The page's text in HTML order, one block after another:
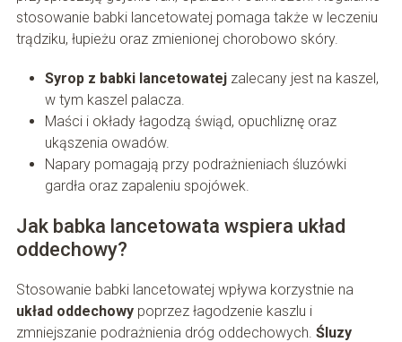
stosowanie babki lancetowatej pomaga także w leczeniu
trądziku, łupieżu oraz zmienionej chorobowo skóry.
Syrop z babki lancetowatejzalecany jest na kaszel,
w tym kaszel palacza.
Maści i okłady łagodzą świąd, opuchliznę oraz
ukąszenia owadów.
Napary pomagają przy podrażnieniach śluzówki
gardła oraz zapaleniu spojówek.
Jak babka lancetowata wspiera układ
oddechowy?
Stosowanie babki lancetowatej wpływa korzystnie na
układ oddechowypoprzez łagodzenie kaszlu i
zmniejszanie podrażnienia dróg oddechowych. Śluzy